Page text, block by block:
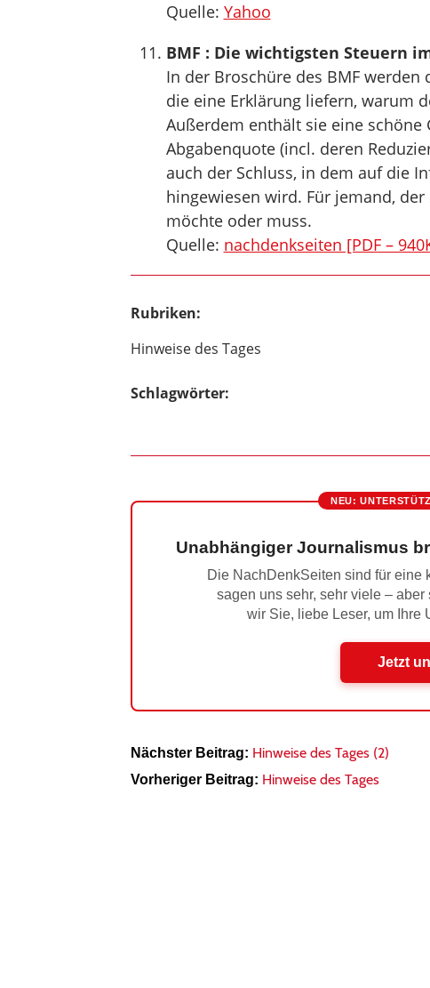
Quelle: Yahoo
BMF : Die wichtigsten Steuern
In der Broschüre des BMF
die eine Erklärung liefern, warum
Außerdem enthält sie eine schöne
Abgabenquote (incl. deren
auch der Schluss, in dem auf die
hingewiesen wird. Für jemand,
möchte oder muss.
Quelle: nachdenkseiten [PDF –
Rubriken:
Hinweise des Tages
Schlagwörter:
NEU:
Unabhängiger Journalismus
Die NachDenkSeiten sind für
sagen uns sehr, sehr viele –
wir Sie, liebe Leser, um Ihre
Jetzt
Nächster Beitrag: Hinweise des Tages (2)
Vorheriger Beitrag: Hinweise des Tages